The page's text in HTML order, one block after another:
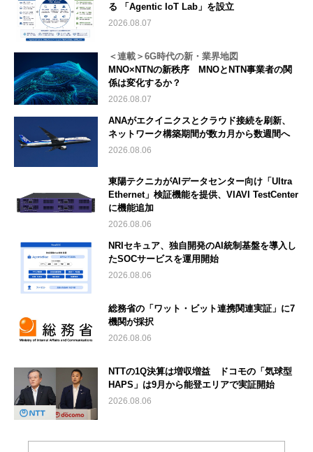
る 「Agentic IoT Lab」を設立
2026.08.07
＜連載＞6G時代の新・業界地図
MNO×NTNの新秩序 MNOとNTN事業者の関
係は変化するか？
2026.08.07
ANAがエクイニクスとクラウド接続を刷新、
ネットワーク構築期間が数カ月から数週間へ
2026.08.06
東陽テクニカがAIデータセンター向け「Ultra
Ethernet」検証機能を提供、VIAVI TestCenter
に機能追加
2026.08.06
NRIセキュア、独自開発のAI統制基盤を導入し
たSOCサービスを運用開始
2026.08.06
総務省の「ワット・ビット連携関連実証」に7
機関が採択
2026.08.06
NTTの1Q決算は増収増益 ドコモの「気球型
HAPS」は9月から能登エリアで実証開始
2026.08.06